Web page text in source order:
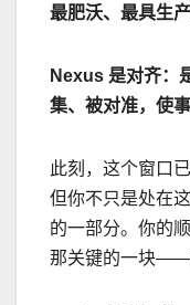
最肥沃、最具生
Nexus 是对齐：
集、被对准，使
此刻，这个窗口
但你不只是处在
的一部分。你的
那关键的一块——